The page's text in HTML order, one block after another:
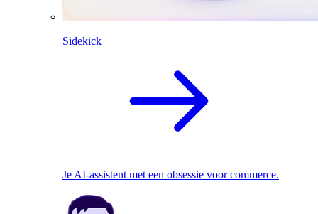
Sidekick
Je AI-assistent met een obsessie voor commerce.